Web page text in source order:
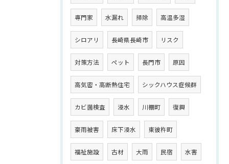
専門家 水漏れ 掃除 高温多湿
シロアリ 長崎県長崎市 リスク
対策方法 ペット 長門市 原因
高気密・高断熱住宅 シックハウス症候群
カビ菌検査 浸水 川棚町 復興
豪雨被害 床下浸水 東彼杵町
福祉施設 古材 大雨 民宿 水害